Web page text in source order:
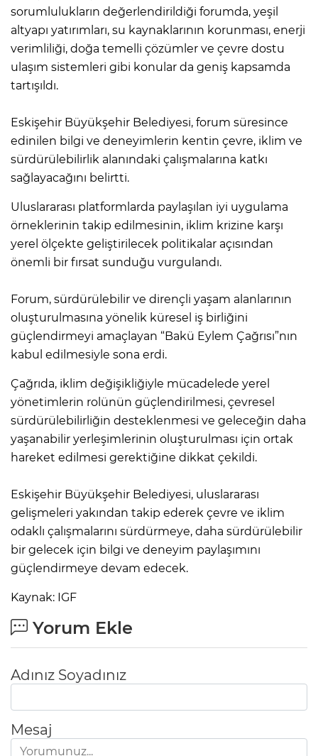
sorumlulukların değerlendirildiği forumda, yeşil
altyapı yatırımları, su kaynaklarının korunması, enerji
verimliliği, doğa temelli çözümler ve çevre dostu
ulaşım sistemleri gibi konular da geniş kapsamda
tartışıldı.
Eskişehir Büyükşehir Belediyesi, forum süresince
edinilen bilgi ve deneyimlerin kentin çevre, iklim ve
sürdürülebilirlik alanındaki çalışmalarına katkı
sağlayacağını belirtti.
Uluslararası platformlarda paylaşılan iyi uygulama
örneklerinin takip edilmesinin, iklim krizine karşı
yerel ölçekte geliştirilecek politikalar açısından
önemli bir fırsat sunduğu vurgulandı.
Forum, sürdürülebilir ve dirençli yaşam alanlarının
oluşturulmasına yönelik küresel iş birliğini
güçlendirmeyi amaçlayan “Bakü Eylem Çağrısı”nın
kabul edilmesiyle sona erdi.
Çağrıda, iklim değişikliğiyle mücadelede yerel
yönetimlerin rolünün güçlendirilmesi, çevresel
sürdürülebilirliğin desteklenmesi ve geleceğin daha
yaşanabilir yerleşimlerinin oluşturulması için ortak
hareket edilmesi gerektiğine dikkat çekildi.
Eskişehir Büyükşehir Belediyesi, uluslararası
gelişmeleri yakından takip ederek çevre ve iklim
odaklı çalışmalarını sürdürmeye, daha sürdürülebilir
bir gelecek için bilgi ve deneyim paylaşımını
güçlendirmeye devam edecek.
Kaynak: IGF
Yorum Ekle
Adınız Soyadınız
Mesaj